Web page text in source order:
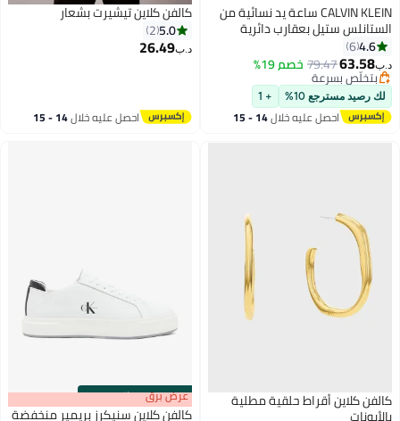
CALVIN KLEIN ساعة يد نسائية من
الستانلس ستيل بعقارب دائرية
الشكل 25100026 - 30 ملم
4.6
6
د.ب‏63.58
79.47خصم 19%
بتخلّص بسرعة
بتخلّص بسرعة
لك رصيد مسترجع 10% + 1
احصل عليه خلال 14 - 15
كالفن كلاين تيشيرت بشعار
5.0
2
د.ب‏26.49
احصل عليه خلال 14 - 15
كالفن كلاين أقراط حلقية مطلية 00m:00s
·باقي 100% عرض برق
كالفن كلاين سنيكرز بريمير منخفضة